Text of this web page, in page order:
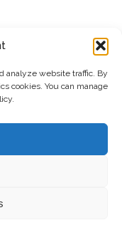
analyze website traffic. By
cookies. You can manage
Dërgo
Të gjitha të drejtat e